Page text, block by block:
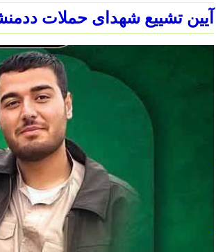
آیین تشییع شهدای حملات